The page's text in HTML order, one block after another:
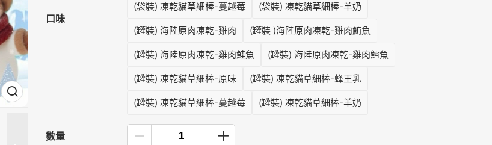
口味
(袋裝) 凍乾貓草細棒-蔓越莓 (袋裝) 凍乾貓草細棒-羊奶
(罐裝) 海陸原肉凍乾-雞肉 (罐裝 )海陸原肉凍乾-雞肉鮪魚
(罐裝) 海陸原肉凍乾-雞肉鮭魚 (罐裝) 海陸原肉凍乾-雞肉鱈魚
(罐裝) 凍乾貓草細棒-原味 (罐裝) 凍乾貓草細棒-蜂王乳
(罐裝) 凍乾貓草細棒-蔓越莓 (罐裝) 凍乾貓草細棒-羊奶
數量